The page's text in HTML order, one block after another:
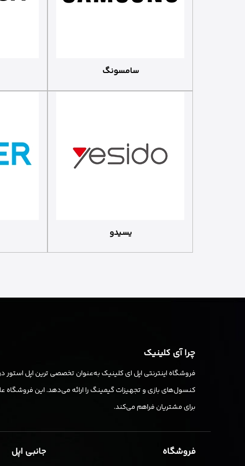
سامسونگ
یسیدو
چرا آی کلینیک
فروشگاه اینترنتی اپل ای کلینیک به‌عنوان تخصصی ترین اپل استور
کنسول‌های بازی و تجهیزات گیمینگ را ارائه می‌دهد. این فروشگاه
برای مشتریان فراهم می‌کند.
فروشگاه جانبی اپل